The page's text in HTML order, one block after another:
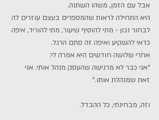
אבל עם הזמן, משהו השתנה.
היא התחילה לראות שהמספרים בעצם עוזרים לה
לבחור נכון - מתי להוסיף שיעור, מתי להוריד, איפה
כדאי להשקיע ואיפה זה סתם הרגל.
אחרי שלושה חודשים היא אמרה לי:
“אני כבר לא מרגישה שהעסק מנהל אותי. אני
זאת שמנהלת אותו.”
וזה, מבחינתי, כל ההבדל.